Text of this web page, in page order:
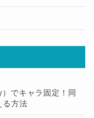
でキャラ固定！同
る方法